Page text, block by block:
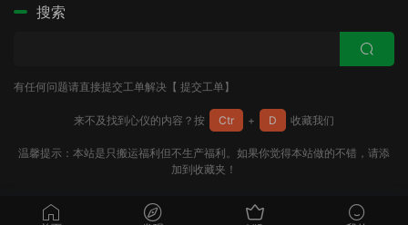
搜索
有任何问题请直接提交工单解决【 提交工单】
来不及找到心仪的内容？按 Ctr + D 收藏我们
温馨提示：本站是只搬运福利但不生产福利。如果你觉得本站做的不错，请添
加到收藏夹！